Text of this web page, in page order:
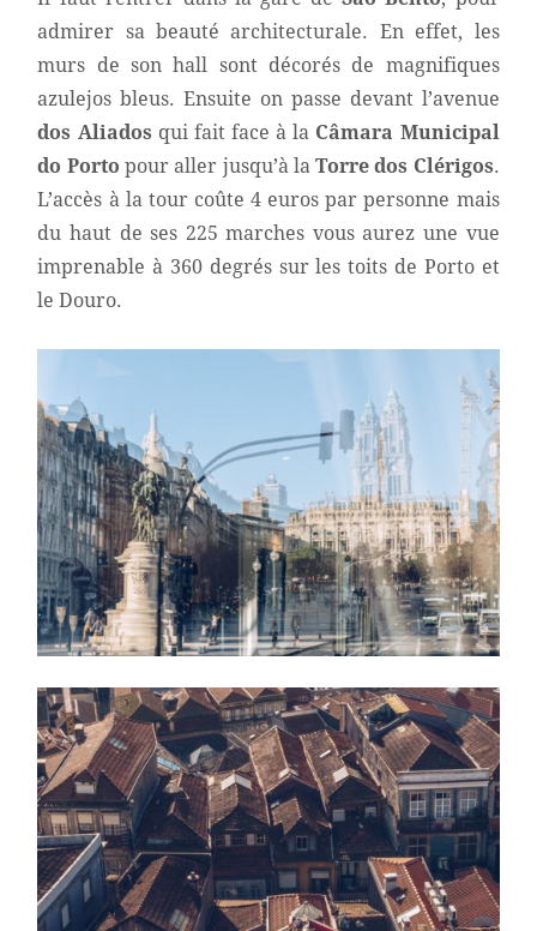
admirer sa beauté architecturale. En effet, les
murs de son hall sont décorés de magnifiques
azulejos bleus. Ensuite on passe devant l’avenue
dos Aliados qui fait face à la Câmara Municipal
do Porto pour aller jusqu’à laTorre dos Clérigos.
L’accès à la tour coûte 4 euros par personne mais
du haut de ses 225 marches vous aurez une vue
imprenable à 360 degrés sur les toits de Porto et
le Douro.